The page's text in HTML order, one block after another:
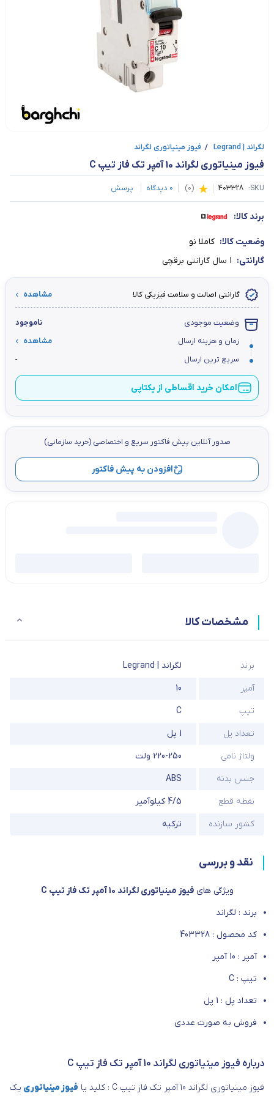
لگراند | Legrand / فیوز مینیاتوری لگراند
فیوز مینیاتوری لگراند 10 آمپر تک فاز تیپ C
SKU:
403328
(
0
)
0 دیدگاه پرسش
برند کالا:
وضعیت کالا: کاملا نو
گارانتی: 1 سال گارانتی برقچی
گارانتی اصالت و سلامت فیزیکی کالا مشاهده
وضعیت موجودی
ناموجود
زمان و هزینه ارسال
مشاهده
سریع ترین ارسال
-
امکان خرید اقساطی از یکتاپی
صدور آنلاین پيش فاكتور سریع و اختصاصي (خرید سازمانی)
افزودن به پیش فاکتور
مشخصات کالا
برند
لگراند | Legrand
آمپر
10
تیپ
C
تعداد پل
1 پل
ولتاژ نامی
220-250 ولت
جنس بدنه
ABS
نقطه قطع
4/5 کیلوآمپر
کشور سازنده
ترکیه
نقد و بررسی
ویژگی هایفیوز مینیاتوری لگراند 10 آمپر تک فاز تیپ C
برند : لگراند
کد محصول : 403328
آمپر : 10 آمپر
تیپ : C
تعداد پل : 1 پل
فروش به صورت عددی
درباره فیوز مینیاتوری لگراند 10 آمپر تک فاز تیپ C
فیوز مینیاتوری لگراند 10 آمپر تک فاز تیپ C : کلید یا فیوز مینیاتوری یک